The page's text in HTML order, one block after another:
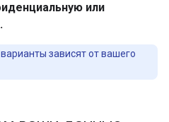
или
зависят от вашего